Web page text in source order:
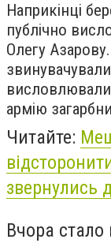
Наприкінці
публічно
Олегу
звинувачували
армію
Читайте:
звернулись
Вчора